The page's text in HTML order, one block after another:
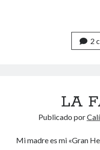
RECUERDOS
Café de pota
Archivos
2
LA
Publicado por
Mi madre es mi «Gran